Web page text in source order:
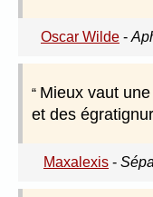
Oscar Wilde -
Mieux vaut
et des
Maxalexis -